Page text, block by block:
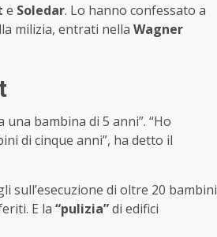
e Soledar. Lo hanno confessato a
milizia, entrati nella Wagner
bambina di 5 anni”. “Ho
di cinque anni”, ha detto il
sull’esecuzione di oltre 20 bambini
E la “pulizia”di edifici